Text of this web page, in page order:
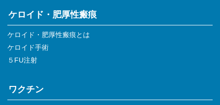
ケロイド・肥厚性瘢痕
ケロイド・肥厚性瘢痕とは
ケロイド手術
５FU注射
ワクチン